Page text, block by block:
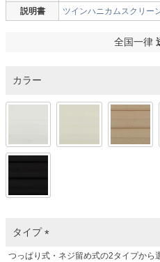
説明書
ツインハニカムスクリー
全国一律
カラー
タイプ
(
つっぱり式・ネジ留め式の2タイプから